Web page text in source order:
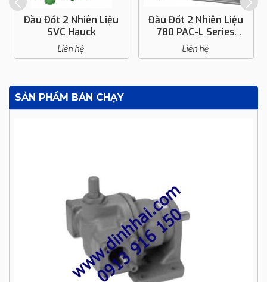
Đầu Đốt 2 Nhiên Liệu
SVC Hauck
Liên hệ
Đầu Đốt 2 Nhiên Liệu
780 PAC-L Series
Hauck
Liên hệ
SẢN PHẨM BÁN CHẠY